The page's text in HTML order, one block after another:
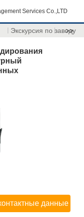
Services Co.,LTD
Экскурсия по заводу
>>
данные